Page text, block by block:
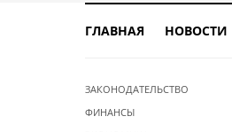
ГЛАВНАЯ НОВОСТИ
ЗАКОНОДАТЕЛЬСТВО
ФИНАНСЫ